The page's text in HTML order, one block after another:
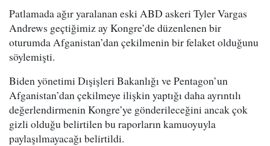
Patlamada ağır yaralanan eski ABD askeri Tyler Vargas
Andrews geçtiğimiz ay Kongre’de düzenlenen bir
oturumda Afganistan’dan çekilmenin bir felaket olduğunu
söylemişti.
Biden yönetimi Dışişleri Bakanlığı ve Pentagon’un
Afganistan’dan çekilmeye ilişkin yaptığı daha ayrıntılı
değerlendirmenin Kongre’ye gönderileceğini ancak çok
gizli olduğu belirtilen bu raporların kamuoyuyla
paylaşılmayacağı belirtildi.